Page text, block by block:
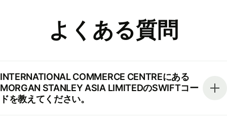
よくある質問
INTERNATIONAL COMMERCE CENTREにある
MORGAN STANLEY ASIA LIMITEDのSWIFTコー
ドを教えてください。